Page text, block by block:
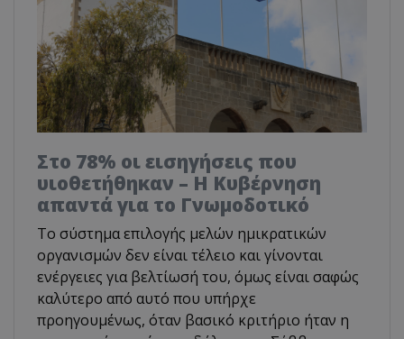
Στο 78% οι εισηγήσεις που
υιοθετήθηκαν – Η Κυβέρνηση
απαντά για το Γνωμοδοτικό
Το σύστημα επιλογής μελών ημικρατικών
οργανισμών δεν είναι τέλειο και γίνονται
ενέργειες για βελτίωσή του, όμως είναι σαφώς
καλύτερο από αυτό που υπήρχε
προηγουμένως, όταν βασικό κριτήριο ήταν η